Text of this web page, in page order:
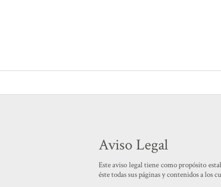
Aviso Legal
Este aviso legal tiene como propósito
éste todas sus páginas y contenidos a los